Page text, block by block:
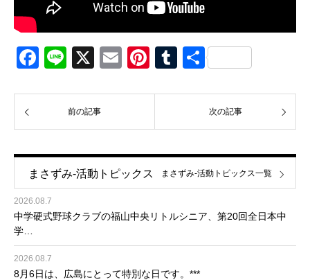
Facebook
Line
X EmailPinterest
Tumblr
共
前の記事 次の記事
まさずみ-活動トピックス
2026.08.7
中学硬式野球クラブの福山中央リトルシニア、第20回全日本中
学…
2026.08.7
8月6日は、広島にとって特別な日です。***
まさずみ-活動トピックス一覧